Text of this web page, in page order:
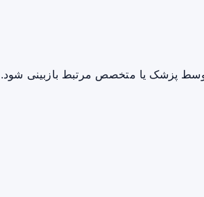
پزشک یا متخصص مرتبط بازبینی شود.